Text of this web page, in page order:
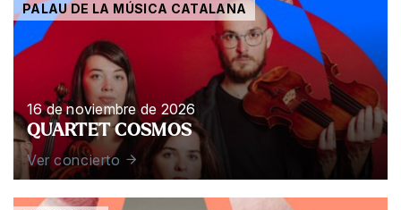
PALAU DE LA MÚSICA CATALANA
16 de noviembre de 2026
QUARTET COSMOS
Ver concierto